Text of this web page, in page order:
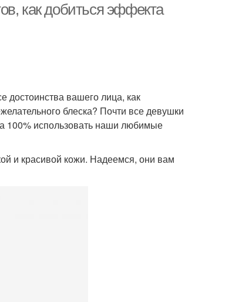
как добиться эффекта
достоинства вашего лица, как
блеска? Почти все девушки
100% использовать наши любимые
и красивой кожи. Надеемся, они вам